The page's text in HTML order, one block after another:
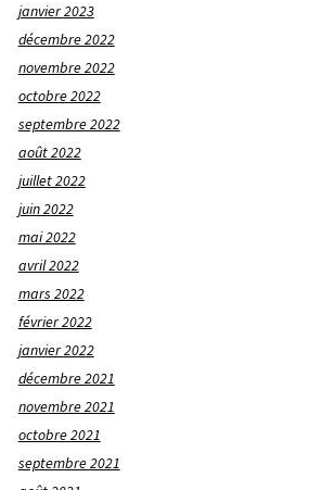
janvier 2023
décembre 2022
novembre 2022
octobre 2022
septembre 2022
août 2022
juillet 2022
juin 2022
mai 2022
avril 2022
mars 2022
février 2022
janvier 2022
décembre 2021
novembre 2021
octobre 2021
septembre 2021